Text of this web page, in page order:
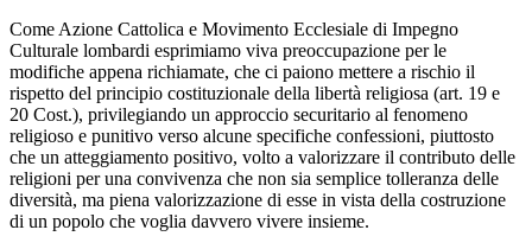
Come Azione Cattolica e Movimento Ecclesiale di Impegno
Culturale lombardi esprimiamo viva preoccupazione per le
modifiche appena richiamate, che ci paiono mettere a rischio il
rispetto del principio costituzionale della libertà religiosa (art. 19 e
20 Cost.), privilegiando un approccio securitario al fenomeno
religioso e punitivo verso alcune specifiche confessioni, piuttosto
che un atteggiamento positivo, volto a valorizzare il contributo delle
religioni per una convivenza che non sia semplice tolleranza delle
diversità, ma piena valorizzazione di esse in vista della costruzione
di un popolo che voglia davvero vivere insieme.